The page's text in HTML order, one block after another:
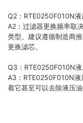
Q2：RTE0250F010N
A2：过滤器更换频率取
类型。 建议遵循制造商
更换滤芯。
Q3：RTE0250F010N
A3：RTE0250F010N
着它甚至可以去除液压